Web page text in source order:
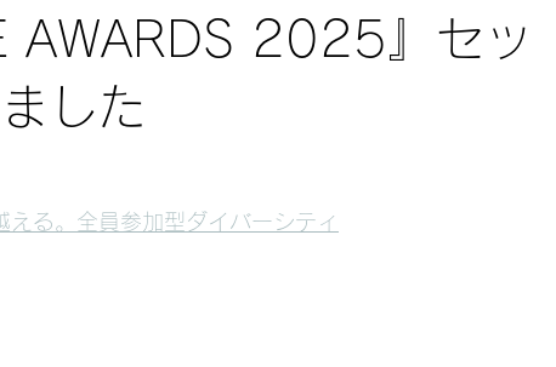
AWARDS 2025』セッ
した
える。全員参加型ダイバーシティ